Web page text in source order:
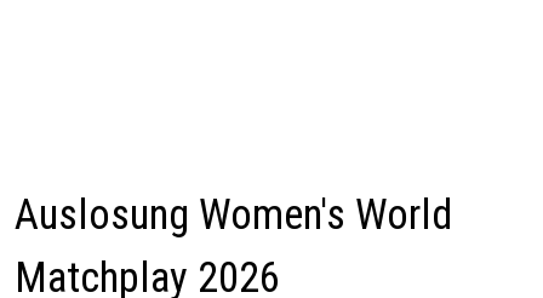
Auslosung Women's World
Matchplay 2026